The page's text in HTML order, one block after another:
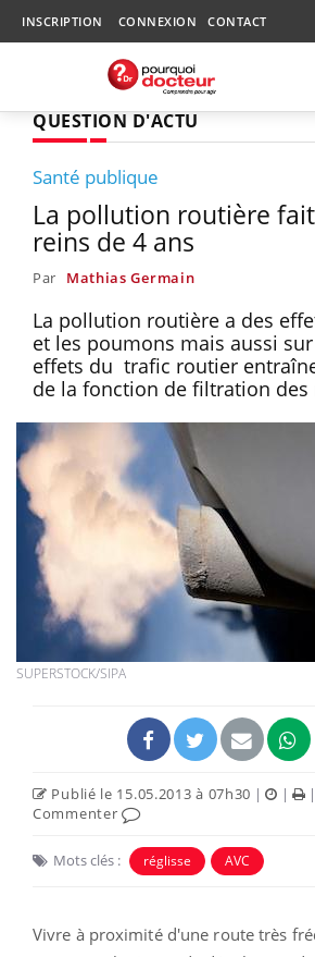
INSCRIPTION CONNEXION CONTACT
QUESTION D'ACTU
Santé publique
La pollution routière
reins de 4 ans
Par Mathias Germain
La pollution routière a des
et les poumons mais aussi
effets du trafic routier
de la fonction de filtration des
SUPERSTOCK/SIPA
Publié le 15.05.2013 à 07h30 | |
Commenter
Mots clés : réglisse AVC
Vivre à proximité d'une route très